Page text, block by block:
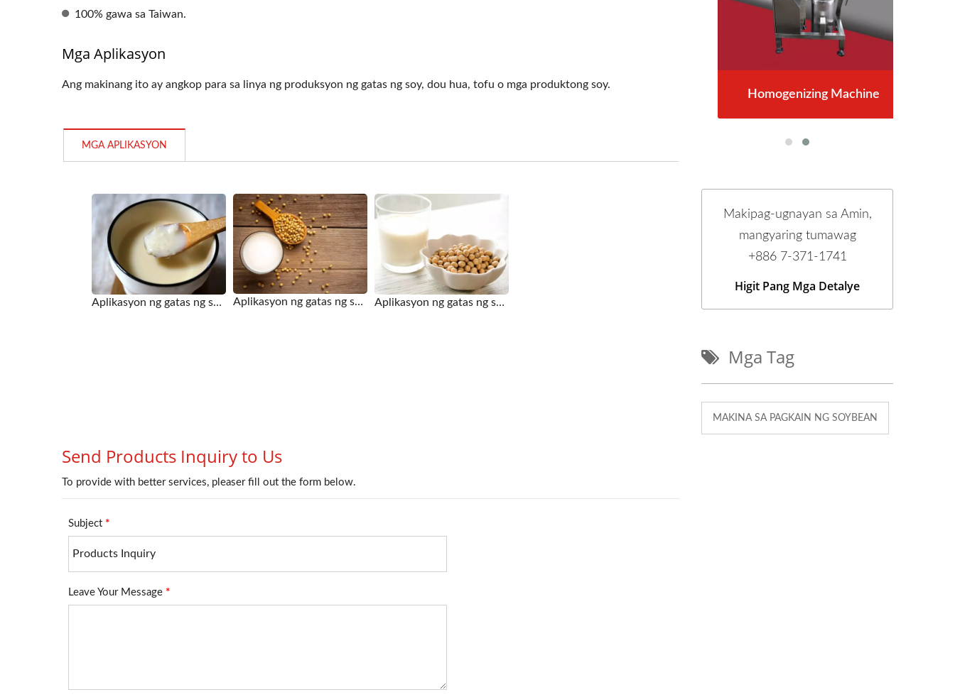
100% gawa sa Taiwan.
Mga Aplikasyon
Ang makinang ito ay angkop para sa linya ng produksyon ng gatas ng soy, dou hua, tofu o mga produktong soy.
MGA APLIKASYON
Aplikasyon ng gatas ng soy para sa Soybean Vacuum Cooker Aplikasyon ng gatas ng soy para sa Vacuum Cooker Aplikasyon ng gatas ng soy para sa Vacuum Steamer
Roller Extruding Filter Homogenizing Machine Roller Extruding Filter Homogenizing Machine
Makipag-ugnayan sa Amin,
mangyaring tumawag
+886 7-371-1741
Higit Pang Mga Detalye
Mga Tag
MAKINA SA PAGKAIN NG SOYBEAN